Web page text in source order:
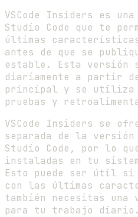
VSCode Insiders es
Studio Code que te
últimas
antes de que se
estable. Esta versión
diariamente a partir
principal y se utiliza
pruebas y
VSCode Insiders se
separada de la
Studio Code, por lo
instaladas en tu
Esto puede ser útil si
con las últimas
también necesitas una
para tu trabajo diario.